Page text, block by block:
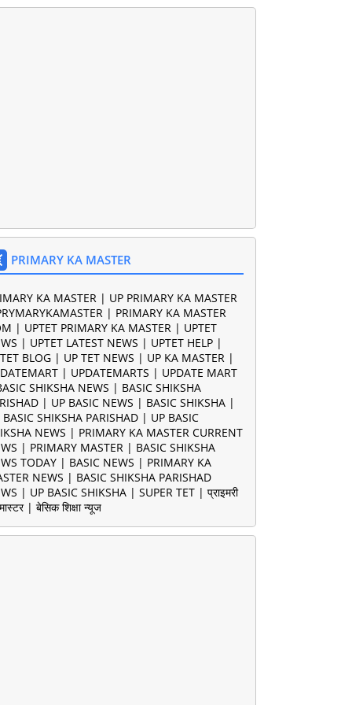
PRIMARY KA MASTER
KA MASTER | UP PRIMARY KA MASTER
| PRIMARY KA MASTER
| UPTET PRIMARY KA MASTER | UPTET
| UPTET LATEST NEWS | UPTET HELP |
BLOG | UP TET NEWS | UP KA MASTER |
| UPDATEMARTS | UPDATE MART
SHIKSHA NEWS | BASIC SHIKSHA
| UP BASIC NEWS | BASIC SHIKSHA |
BASIC SHIKSHA PARISHAD | UP BASIC
NEWS | PRIMARY KA MASTER CURRENT
| PRIMARY MASTER | BASIC SHIKSHA
TODAY | BASIC NEWS | PRIMARY KA
NEWS | BASIC SHIKSHA PARISHAD
| UP BASIC SHIKSHA | SUPER TET | प्राइमरी
| बेसिक शिक्षा न्यूज